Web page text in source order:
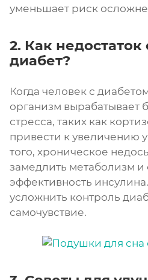
уменьшает риск
2. Как недостаток
диабет?
Когда человек с
организм вырабатывает
стресса, таких как
привести к увеличению
того, хроническое
замедлить метаболизм и
эффективность
усложнить контроль
самочувствие.